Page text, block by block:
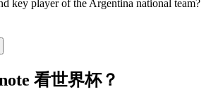
key player of the Argentina national team?
看世界杯？